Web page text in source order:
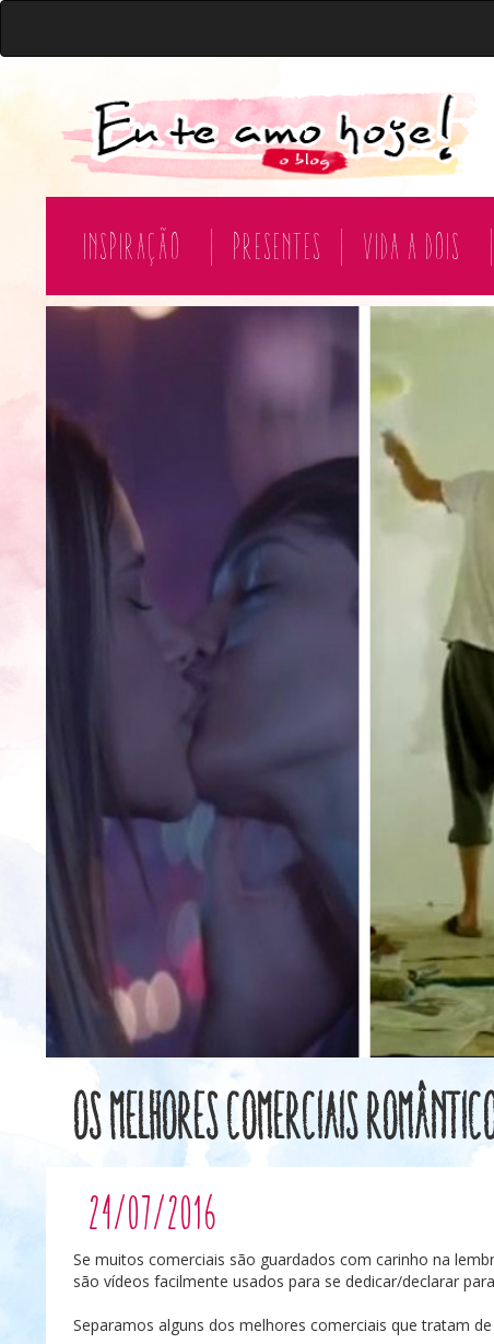
Inspiração | Presentes | Vida a Dois |
Os melhores comerciais
24/07/2016
Se muitos comerciais são guardados com carinho na
são vídeos facilmente usados para se dedicar/declarar
Separamos alguns dos melhores comerciais que tratam